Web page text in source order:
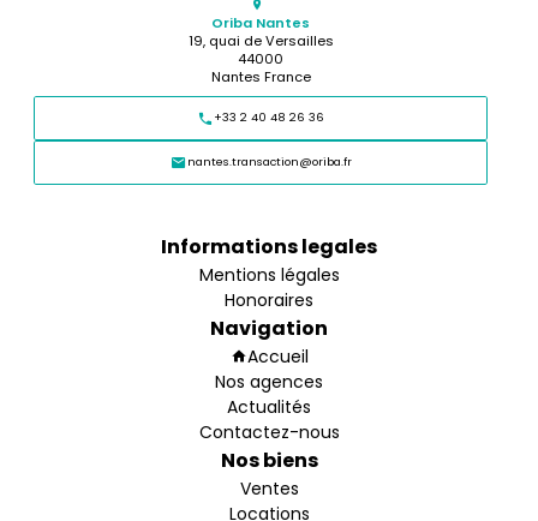
Oriba Nantes
19, quai de Versailles
44000
Nantes France
+33 2 40 48 26 36
nantes.transaction@oriba.fr
Informations legales
Mentions légales
Honoraires
Navigation
Accueil
Nos agences
Actualités
Contactez-nous
Nos biens
Ventes
Locations